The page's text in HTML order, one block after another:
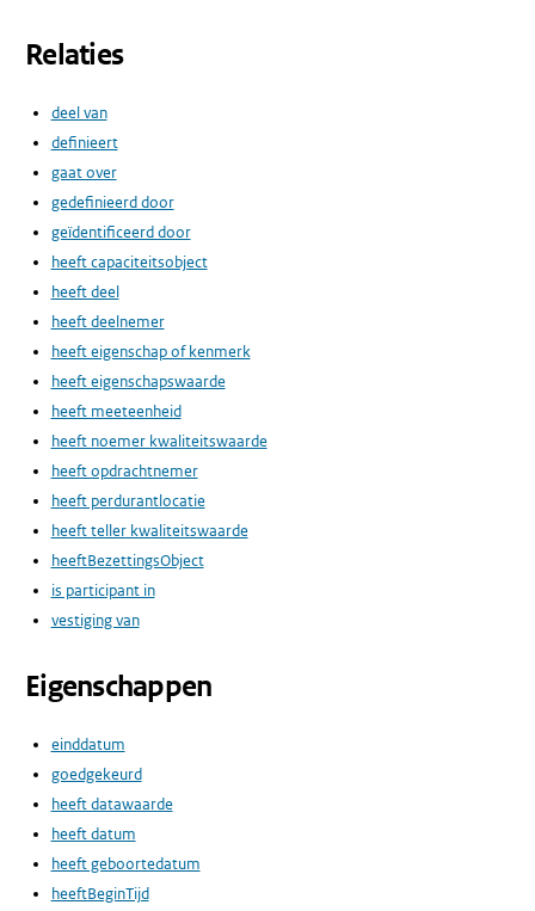
Relaties
deel van
definieert
gaat over
gedefinieerd door
geïdentificeerd door
heeft capaciteitsobject
heeft deel
heeft deelnemer
heeft eigenschap of kenmerk
heeft eigenschapswaarde
heeft meeteenheid
heeft noemer kwaliteitswaarde
heeft opdrachtnemer
heeft perdurantlocatie
heeft teller kwaliteitswaarde
heeftBezettingsObject
is participant in
vestiging van
Eigenschappen
einddatum
goedgekeurd
heeft datawaarde
heeft datum
heeft geboortedatum
heeftBeginTijd